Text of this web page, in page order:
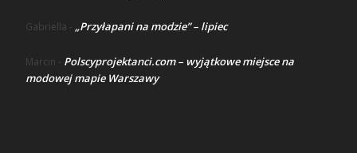
Gabriella - „Przyłapani na modzie” – lipiec
Marcin - Polscyprojektanci.com – wyjątkowe miejsce na
modowej mapie Warszawy